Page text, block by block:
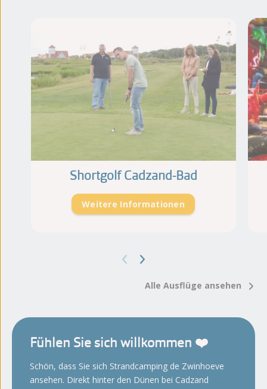
Shortgolf Cadzand-Bad
Weitere Informationen
Alle Ausflüge ansehen
Fühlen Sie sich willkommen ❤️
Schön, dass Sie sich Strandcamping de Zwinhoeve
ansehen. Direkt hinter den Dünen bei Cadzand